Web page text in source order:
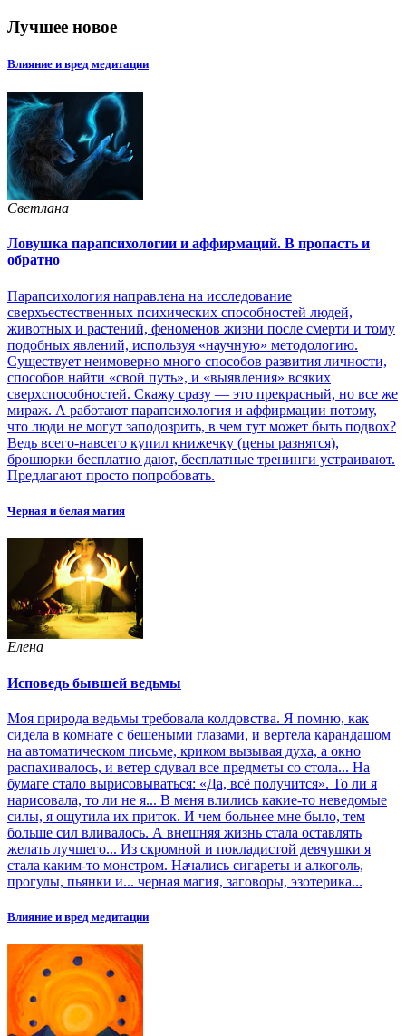
Лучшее новое
Влияние и вред медитации
Светлана
Ловушка парапсихологии и аффирмаций. В пропасть и
обратно
Парапсихология направлена на исследование
сверхъестественных психических способностей людей,
животных и растений, феноменов жизни после смерти и тому
подобных явлений, используя «научную» методологию.
Существует неимоверно много способов развития личности,
способов найти «свой путь», и «выявления» всяких
сверхспособностей. Скажу сразу — это прекрасный, но все же
мираж. А работают парапсихология и аффирмации потому,
что люди не могут заподозрить, в чем тут может быть подвох?
Ведь всего-навсего купил книжечку (цены разнятся),
брошюрки бесплатно дают, бесплатные тренинги устраивают.
Предлагают просто попробовать.
Черная и белая магия
Елена
Исповедь бывшей ведьмы
Моя природа ведьмы требовала колдовства. Я помню, как
сидела в комнате с бешеными глазами, и вертела карандашом
на автоматическом письме, криком вызывая духа, а окно
распахивалось, и ветер сдувал все предметы со стола... На
бумаге стало вырисовываться: «Да, всё получится». То ли я
нарисовала, то ли не я... В меня влились какие-то неведомые
силы, я ощутила их приток. И чем больнее мне было, тем
больше сил вливалось. А внешняя жизнь стала оставлять
желать лучшего... Из скромной и покладистой девчушки я
стала каким-то монстром. Начались сигареты и алкоголь,
прогулы, пьянки и... черная магия, заговоры, эзотерика...
Влияние и вред медитации